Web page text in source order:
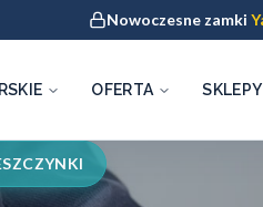
Nowoczesne zamki
OFERTA